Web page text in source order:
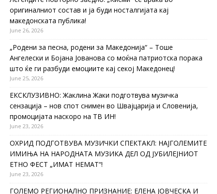
оригиналниот состав и ја буди носталгијата кај
македонската публика!
June 26, 2026
„Родени за песна, родени за Македонија“ – Тоше
Ангелески и Бојана Јованова со моќна патриотска порака
што ќе ги разбуди емоциите кај секој Македонец!
June 25, 2026
ЕКСКЛУЗИВНО: Жаклина Жаки подготвува музичка
сензација – нов спот снимен во Швајцарија и Словенија,
промоцијата наскоро на ТВ ИН!
June 23, 2026
ОХРИД ПОДГОТВУВА МУЗИЧКИ СПЕКТАКЛ: НАЈГОЛЕМИТЕ
ИМИЊА НА НАРОДНАТА МУЗИКА ДЕЛ ОД ЈУБИЛЕЈНИОТ
ЕТНО ФЕСТ „ИМАТ НЕМАТ“!
June 23, 2026
ГОЛЕМО РЕГИОНАЛНО ПРИЗНАНИЕ: ЕЛЕНА ЈОВЧЕСКА И